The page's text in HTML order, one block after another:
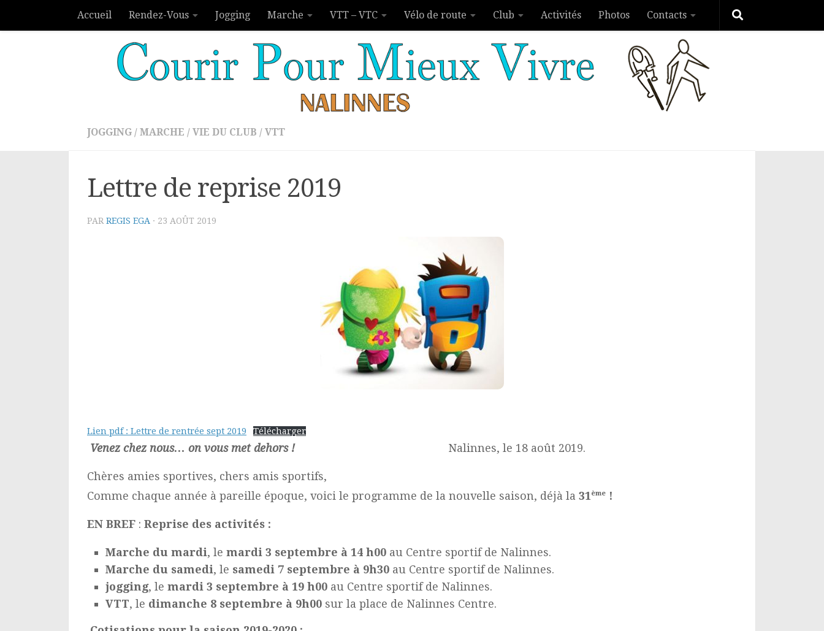
Skip to contentAccueil Rendez-Vous Jogging Marche VTT – VTC Vélo de route Club Activités Photos Contacts
JOGGING / MARCHE / VIE DU CLUB / VTT
Lettre de reprise 2019
PAR REGIS EGA · 23 AOÛT 2019
Lien pdf : Lettre de rentrée sept 2019 Télécharger
Venez chez nous… on vous met dehors !Nalinnes, le 18 août 2019.
Chères amies sportives, chers amis sportifs,
Comme chaque année à pareille époque, voici le programme de la nouvelle saison, déjà la 31ème !
EN BREF : Reprise des activités :
Marche du mardi, le mardi 3 septembre à 14 h00 au Centre sportif de Nalinnes.
Marche du samedi, le samedi 7 septembre à 9h30 au Centre sportif de Nalinnes.
jogging, le mardi 3 septembre à 19 h00 au Centre sportif de Nalinnes.
VTT, le dimanche 8 septembre à 9h00 sur la place de Nalinnes Centre.